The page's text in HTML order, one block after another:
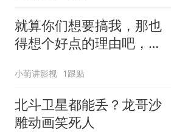
就算你们想要搞我，那也
得想个好点的理由吧，这
小萌讲影视 1跟贴
北斗卫星都能丢？龙哥沙
雕动画笑死人